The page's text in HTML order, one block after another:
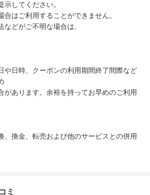
示してください。
合はご利用することができません。
どがご不明な場合は、
や日時、クーポンの利用期間終了間際など
があります。余裕を持ってお早めのご利用
、換金、転売および他のサービスとの併用
ミ